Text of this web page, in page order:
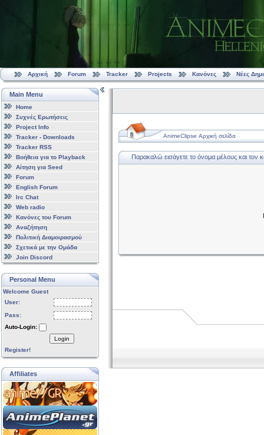
Αρχική Forum Tracker Projects Κανόνες Νέες
Main Menu
Home
Συχνές Ερωτήσεις
Project Info
Tracker - Downloads
Tracker RSS
Βοήθεια για το Playback
Αίτηση για Seed
Forum
English Forum
Irc Chat
Web radio
Κανόνες του Forum
Αναζήτηση
Πολιτική Διαμοιρασμού
Σχετικά με την Ομάδα
Join Discord
Personal Menu
Welcome Guest
User:
Pass:
Auto-Login:
Login
Register!
Affiliates
AnimeClipse Αρχική σελίδα
Παρακαλώ εισάγετε το όνομα μέλους και τον